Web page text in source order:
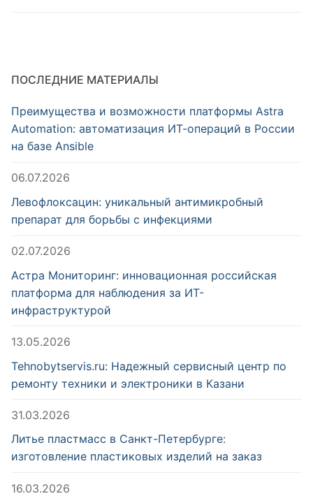
ПОСЛЕДНИЕ МАТЕРИАЛЫ
Преимущества и возможности платформы Astra
Automation: автоматизация ИТ-операций в России
на базе Ansible
06.07.2026
Левофлоксацин: уникальный антимикробный
препарат для борьбы с инфекциями
02.07.2026
Астра Мониторинг: инновационная российская
платформа для наблюдения за ИТ-
инфраструктурой
13.05.2026
Tehnobytservis.ru: Надежный сервисный центр по
ремонту техники и электроники в Казани
31.03.2026
Литье пластмасс в Санкт-Петербурге:
изготовление пластиковых изделий на заказ
16.03.2026